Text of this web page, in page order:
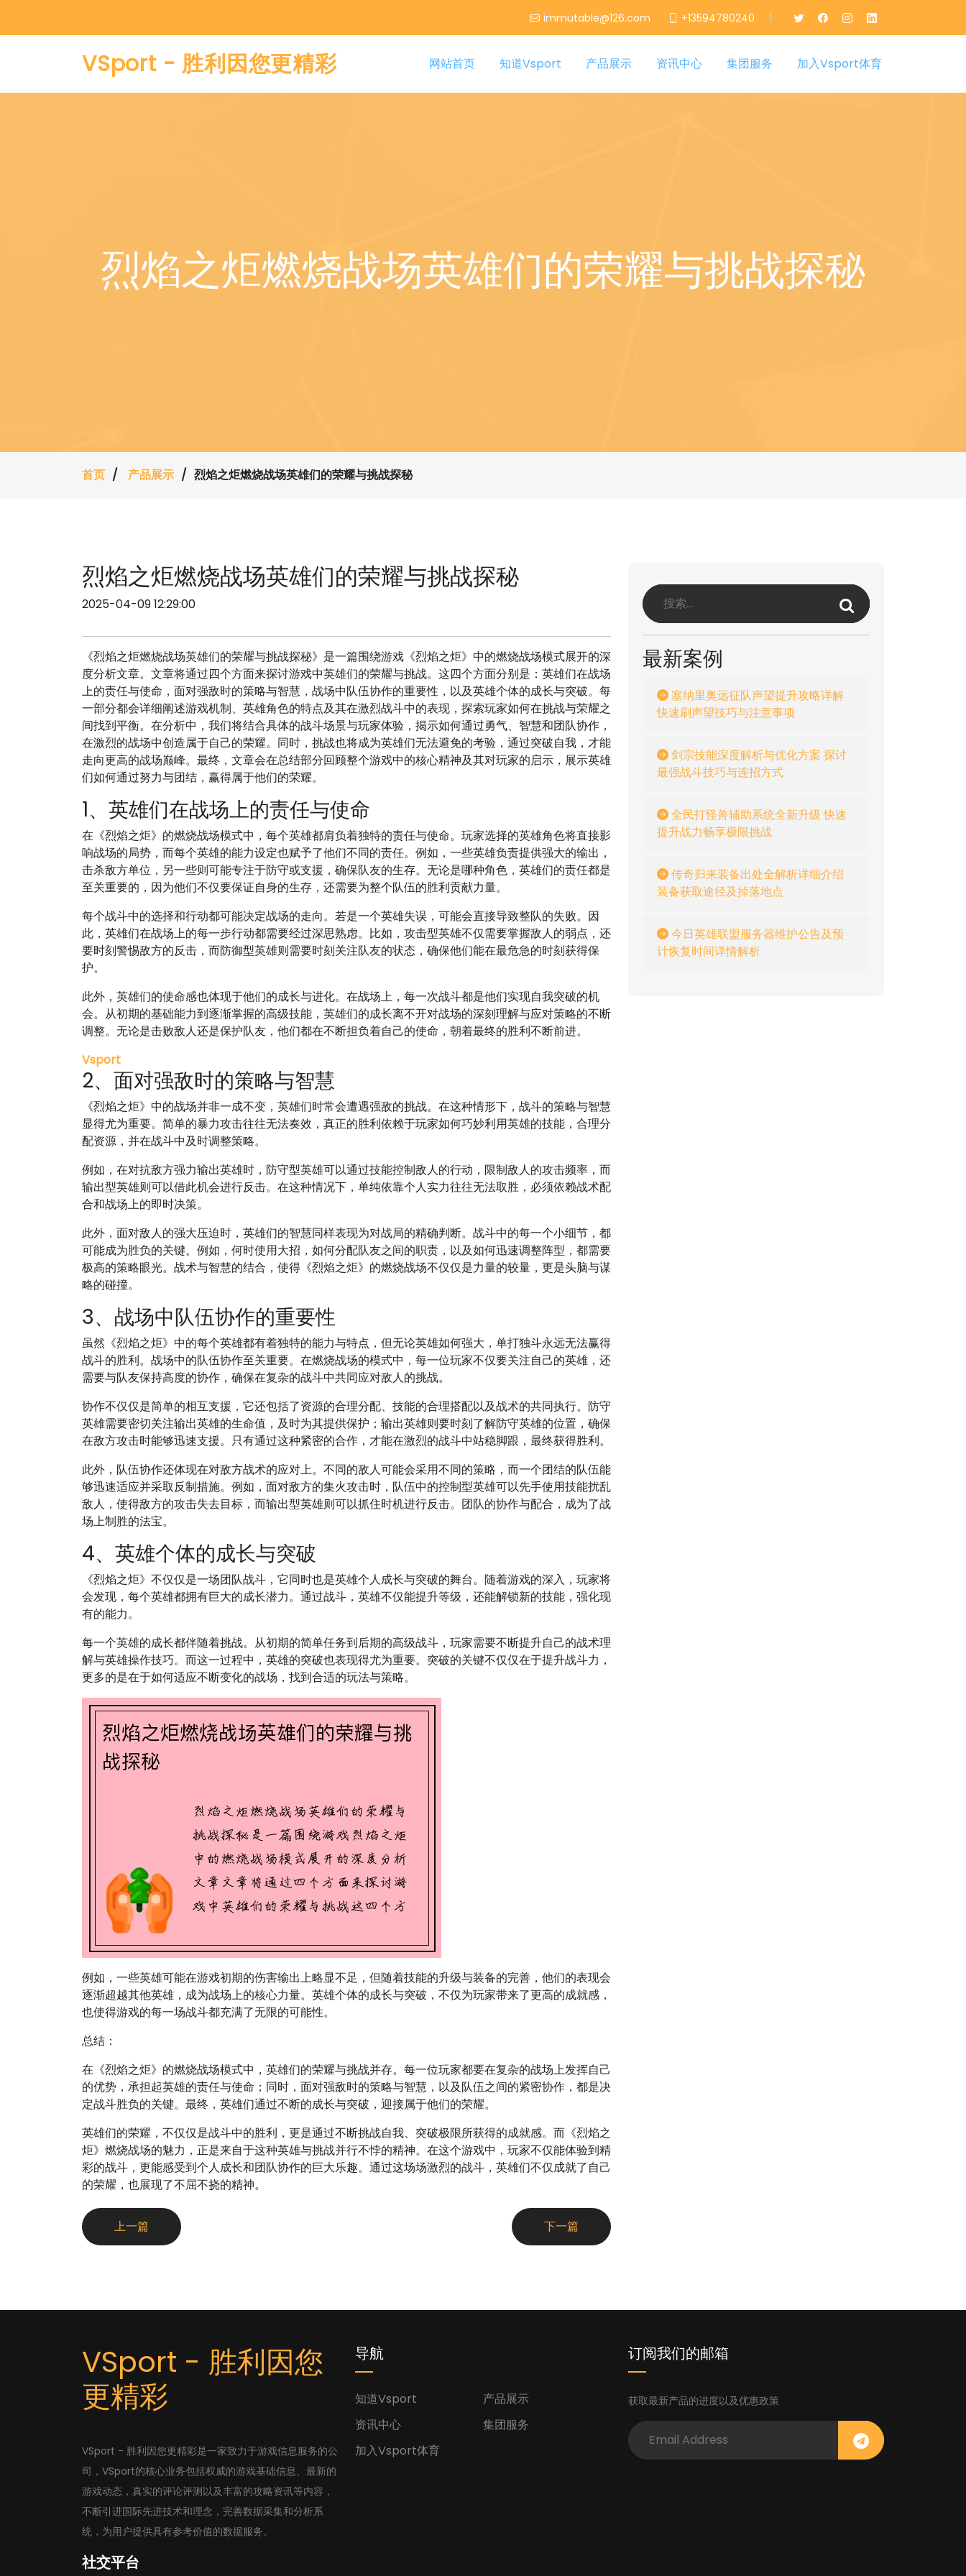
immutable@126.com +13594780240 |
VSport - 胜利因您更精彩 网站首页 知道Vsport 产品展示 资讯中心 集团服务 加入Vsport体育
烈焰之炬燃烧战场英雄们的荣耀与挑战探秘
首页 产品展示 烈焰之炬燃烧战场英雄们的荣耀与挑战探秘
烈焰之炬燃烧战场英雄们的荣耀与挑战探秘
2025-04-09 12:29:00
《烈焰之炬燃烧战场英雄们的荣耀与挑战探秘》是一篇围绕游戏《烈焰之炬》中的燃烧战场模式展开的深
度分析文章。文章将通过四个方面来探讨游戏中英雄们的荣耀与挑战。这四个方面分别是：英雄们在战场
上的责任与使命，面对强敌时的策略与智慧，战场中队伍协作的重要性，以及英雄个体的成长与突破。每
一部分都会详细阐述游戏机制、英雄角色的特点及其在激烈战斗中的表现，探索玩家如何在挑战与荣耀之
间找到平衡。在分析中，我们将结合具体的战斗场景与玩家体验，揭示如何通过勇气、智慧和团队协作，
在激烈的战场中创造属于自己的荣耀。同时，挑战也将成为英雄们无法避免的考验，通过突破自我，才能
走向更高的战场巅峰。最终，文章会在总结部分回顾整个游戏中的核心精神及其对玩家的启示，展示英雄
们如何通过努力与团结，赢得属于他们的荣耀。
1、英雄们在战场上的责任与使命
在《烈焰之炬》的燃烧战场模式中，每个英雄都肩负着独特的责任与使命。玩家选择的英雄角色将直接影
响战场的局势，而每个英雄的能力设定也赋予了他们不同的责任。例如，一些英雄负责提供强大的输出，
击杀敌方单位，另一些则可能专注于防守或支援，确保队友的生存。无论是哪种角色，英雄们的责任都是
至关重要的，因为他们不仅要保证自身的生存，还需要为整个队伍的胜利贡献力量。
每个战斗中的选择和行动都可能决定战场的走向。若是一个英雄失误，可能会直接导致整队的失败。因
此，英雄们在战场上的每一步行动都需要经过深思熟虑。比如，攻击型英雄不仅需要掌握敌人的弱点，还
要时刻警惕敌方的反击，而防御型英雄则需要时刻关注队友的状态，确保他们能在最危急的时刻获得保
护。
此外，英雄们的使命感也体现于他们的成长与进化。在战场上，每一次战斗都是他们实现自我突破的机
会。从初期的基础能力到逐渐掌握的高级技能，英雄们的成长离不开对战场的深刻理解与应对策略的不断
调整。无论是击败敌人还是保护队友，他们都在不断担负着自己的使命，朝着最终的胜利不断前进。
Vsport
2、面对强敌时的策略与智慧
《烈焰之炬》中的战场并非一成不变，英雄们时常会遭遇强敌的挑战。在这种情形下，战斗的策略与智慧
显得尤为重要。简单的暴力攻击往往无法奏效，真正的胜利依赖于玩家如何巧妙利用英雄的技能，合理分
配资源，并在战斗中及时调整策略。
例如，在对抗敌方强力输出英雄时，防守型英雄可以通过技能控制敌人的行动，限制敌人的攻击频率，而
输出型英雄则可以借此机会进行反击。在这种情况下，单纯依靠个人实力往往无法取胜，必须依赖战术配
合和战场上的即时决策。
此外，面对敌人的强大压迫时，英雄们的智慧同样表现为对战局的精确判断。战斗中的每一个小细节，都
可能成为胜负的关键。例如，何时使用大招，如何分配队友之间的职责，以及如何迅速调整阵型，都需要
极高的策略眼光。战术与智慧的结合，使得《烈焰之炬》的燃烧战场不仅仅是力量的较量，更是头脑与谋
略的碰撞。
3、战场中队伍协作的重要性
虽然《烈焰之炬》中的每个英雄都有着独特的能力与特点，但无论英雄如何强大，单打独斗永远无法赢得
战斗的胜利。战场中的队伍协作至关重要。在燃烧战场的模式中，每一位玩家不仅要关注自己的英雄，还
需要与队友保持高度的协作，确保在复杂的战斗中共同应对敌人的挑战。
协作不仅仅是简单的相互支援，它还包括了资源的合理分配、技能的合理搭配以及战术的共同执行。防守
英雄需要密切关注输出英雄的生命值，及时为其提供保护；输出英雄则要时刻了解防守英雄的位置，确保
在敌方攻击时能够迅速支援。只有通过这种紧密的合作，才能在激烈的战斗中站稳脚跟，最终获得胜利。
此外，队伍协作还体现在对敌方战术的应对上。不同的敌人可能会采用不同的策略，而一个团结的队伍能
够迅速适应并采取反制措施。例如，面对敌方的集火攻击时，队伍中的控制型英雄可以先手使用技能扰乱
敌人，使得敌方的攻击失去目标，而输出型英雄则可以抓住时机进行反击。团队的协作与配合，成为了战
场上制胜的法宝。
4、英雄个体的成长与突破
《烈焰之炬》不仅仅是一场团队战斗，它同时也是英雄个人成长与突破的舞台。随着游戏的深入，玩家将
会发现，每个英雄都拥有巨大的成长潜力。通过战斗，英雄不仅能提升等级，还能解锁新的技能，强化现
有的能力。
每一个英雄的成长都伴随着挑战。从初期的简单任务到后期的高级战斗，玩家需要不断提升自己的战术理
解与英雄操作技巧。而这一过程中，英雄的突破也表现得尤为重要。突破的关键不仅仅在于提升战斗力，
更多的是在于如何适应不断变化的战场，找到合适的玩法与策略。
例如，一些英雄可能在游戏初期的伤害输出上略显不足，但随着技能的升级与装备的完善，他们的表现会
逐渐超越其他英雄，成为战场上的核心力量。英雄个体的成长与突破，不仅为玩家带来了更高的成就感，
也使得游戏的每一场战斗都充满了无限的可能性。
总结：
在《烈焰之炬》的燃烧战场模式中，英雄们的荣耀与挑战并存。每一位玩家都要在复杂的战场上发挥自己
的优势，承担起英雄的责任与使命；同时，面对强敌时的策略与智慧，以及队伍之间的紧密协作，都是决
定战斗胜负的关键。最终，英雄们通过不断的成长与突破，迎接属于他们的荣耀。
英雄们的荣耀，不仅仅是战斗中的胜利，更是通过不断挑战自我、突破极限所获得的成就感。而《烈焰之
炬》燃烧战场的魅力，正是来自于这种英雄与挑战并行不悖的精神。在这个游戏中，玩家不仅能体验到精
彩的战斗，更能感受到个人成长和团队协作的巨大乐趣。通过这场场激烈的战斗，英雄们不仅成就了自己
的荣耀，也展现了不屈不挠的精神。
上一篇 下一篇
最新案例
塞纳里奥远征队声望提升攻略详解
快速刷声望技巧与注意事项
剑宗技能深度解析与优化方案 探讨
最强战斗技巧与连招方式
全民打怪兽辅助系统全新升级 快速
提升战力畅享极限挑战
传奇归来装备出处全解析详细介绍
装备获取途径及掉落地点
今日英雄联盟服务器维护公告及预
计恢复时间详情解析
VSport - 胜利因您
更精彩
VSport - 胜利因您更精彩是一家致力于游戏信息服务的公
司，VSport的核心业务包括权威的游戏基础信息、最新的
游戏动态，真实的评论评测以及丰富的攻略资讯等内容，
不断引进国际先进技术和理念，完善数据采集和分析系
统，为用户提供具有参考价值的数据服务。
社交平台
导航
知道Vsport
产品展示
资讯中心
集团服务
加入Vsport体育
订阅我们的邮箱
获取最新产品的进度以及优惠政策